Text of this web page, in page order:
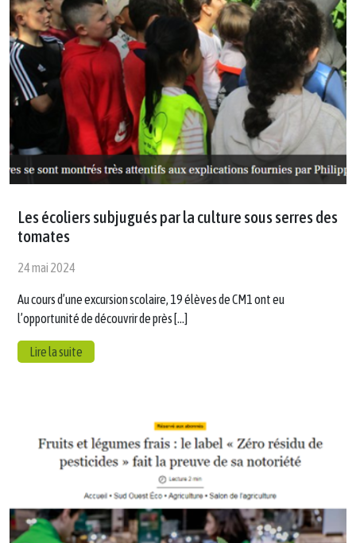
Les écoliers subjugués par la culture sous serres des
tomates
24 mai 2024
Au cours d’une excursion scolaire, 19 élèves de CM1 ont eu
l’opportunité de découvrir de près […]
Lire la suite